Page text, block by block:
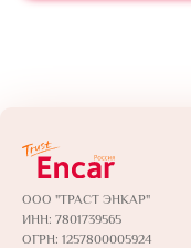
ООО "ТРАСТ ЭНКАР"
ИНН: 7801739565
ОГРН: 1257800005924